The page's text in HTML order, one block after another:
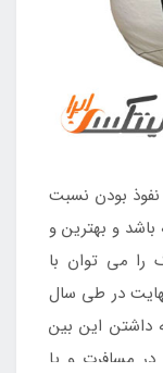
بودن نسبت
و بهترین و
می توان با
در طی سال
داشتن این بین
مسافرت و یا